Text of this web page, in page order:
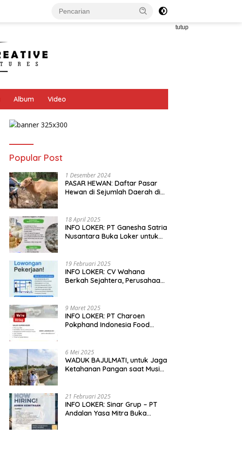
tutup
Album Video
Popular Post
1 Desember 2024
PASAR HEWAN: Daftar Pasar
Hewan di Sejumlah Daerah di
18 April 2025
INFO LOKER: PT Ganesha Satria
Nusantara Buka Loker untuk
19 Februari 2025
INFO LOKER: CV Wahana
Berkah Sejahtera, Perusahaan
9 Maret 2025
INFO LOKER: PT Charoen
Pokphand Indonesia Food
6 Mei 2025
WADUK BAJULMATI, untuk Jaga
Ketahanan Pangan saat Musim
21 Februari 2025
INFO LOKER: Sinar Grup – PT
Andalan Yasa Mitra Buka